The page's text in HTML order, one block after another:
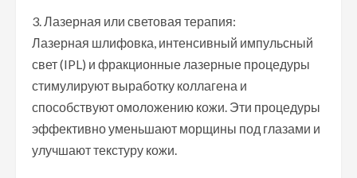
3. Лазерная или световая терапия:
Лазерная шлифовка, интенсивный импульсный
свет (IPL) и фракционные лазерные процедуры
стимулируют выработку коллагена и
способствуют омоложению кожи. Эти процедуры
эффективно уменьшают морщины под глазами и
улучшают текстуру кожи.